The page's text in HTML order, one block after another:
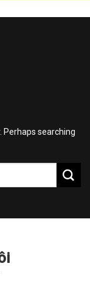
Perhaps searching